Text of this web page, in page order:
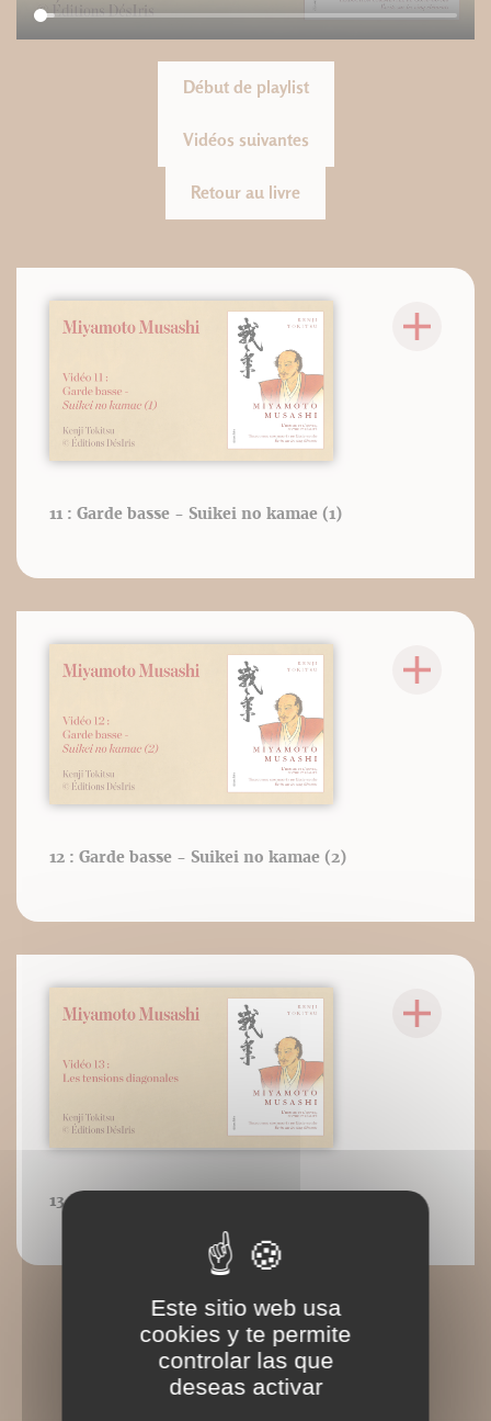
Début de playlist
Vidéos suivantes
Retour au livre
11 : Garde basse - Suikei no kamae (1)
12 : Garde basse - Suikei no kamae (2)
13 : Les tensions diagonales
Este sitio web usa
cookies y te permite
controlar las que
deseas activar